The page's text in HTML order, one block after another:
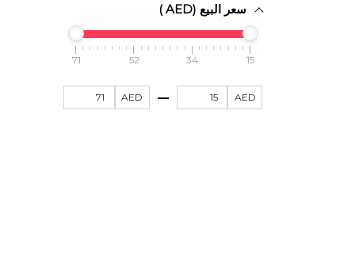
سعر البيع (AED )
15
34
52
71
AED
AED